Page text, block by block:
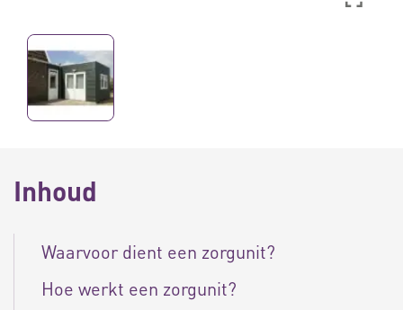
Inhoud
Waarvoor dient een zorgunit?
Hoe werkt een zorgunit?